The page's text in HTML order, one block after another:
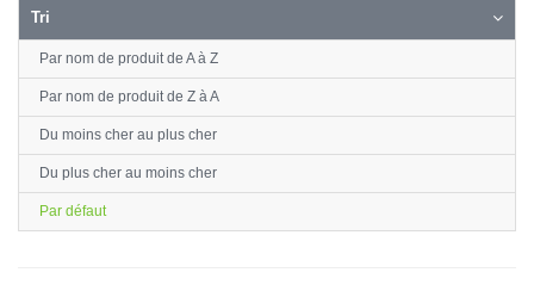
Tri
Par nom de produit de A à Z
Par nom de produit de Z à A
Du moins cher au plus cher
Du plus cher au moins cher
Par défaut